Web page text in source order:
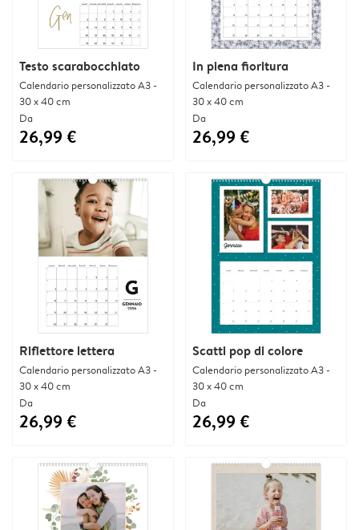
Testo scarabocchiato
Calendario personalizzato A3 -
30 x 40 cm
Da
26,99 €
In piena fioritura
Calendario personalizzato A3 -
30 x 40 cm
Da
26,99 €
Riflettore lettera
Calendario personalizzato A3 -
30 x 40 cm
Da
26,99 €
Scatti pop di colore
Calendario personalizzato A3 -
30 x 40 cm
Da
26,99 €